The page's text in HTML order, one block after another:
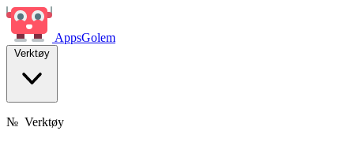
AppsGolem
Verktøy
№ Verktøy